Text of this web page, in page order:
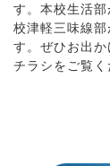
す。本校生活
校津軽三味線
す。ぜひお出か
チラシをご覧く